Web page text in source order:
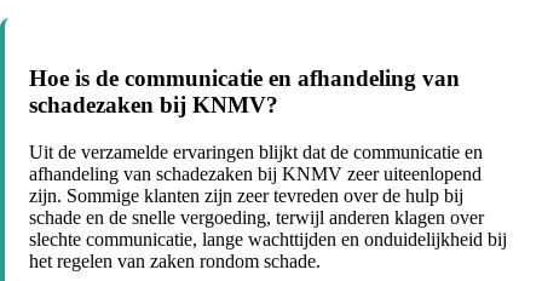
Hoe is de communicatie en afhandeling van
schadezaken bij KNMV?
Uit de verzamelde ervaringen blijkt dat de communicatie en
afhandeling van schadezaken bij KNMV zeer uiteenlopend
zijn. Sommige klanten zijn zeer tevreden over de hulp bij
schade en de snelle vergoeding, terwijl anderen klagen over
slechte communicatie, lange wachttijden en onduidelijkheid bij
het regelen van zaken rondom schade.